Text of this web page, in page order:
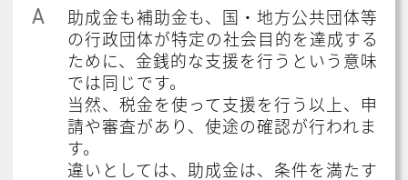
A
助成金も補助金も、国・地方公共団体等
の行政団体が特定の社会目的を達成する
ために、金銭的な支援を行うという意味
では同じです。
当然、税金を使って支援を行う以上、申
請や審査があり、使途の確認が行われま
す。
違いとしては、助成金は、条件を満たす